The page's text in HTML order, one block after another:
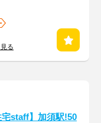
る
宅staff】加須駅!50